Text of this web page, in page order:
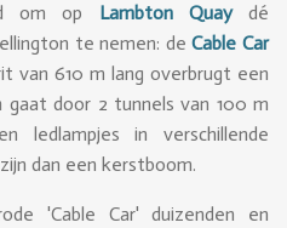
om op Lambton Quaydé
te nemen: deCable Car
van 610 m lang overbrugt een
gaat door 2 tunnels van 100 m
ledlampjes in verschillende
dan een kerstboom.
'Cable Car' duizenden en